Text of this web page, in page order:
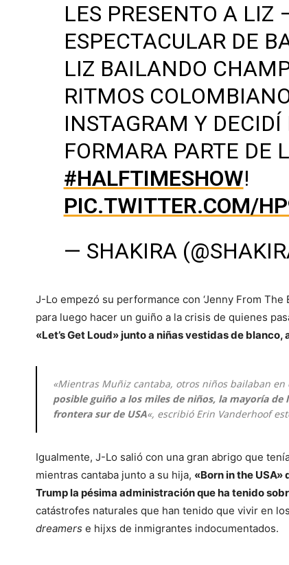
LES PRESENTO A
ESPECTACULAR DE
LIZ BAILANDO
RITMOS
INSTAGRAM Y
FORMARA PARTE DE
#HALFTIMESHOW!
PIC.TWITTER.COM/
— SHAKIRA
J-Lo empezó su performance con ‘Jenny From
para luego hacer un guiño a la crisis de quienes
«Let’s Get Loud» junto a niñas vestidas de
«Mientras Muñiz cantaba, otros niños bailaban
posible guiño a los miles de niños, la mayoría
frontera sur de USA«, escribió Erin Vanderhoof
Igualmente, J-Lo salió con una gran abrigo que
mientras cantaba junto a su hija, «Born in the
Trump la pésima administración que ha tenido
catástrofes naturales que han tenido que vivir en
dreamers e hijxs de inmigrantes indocumentados.